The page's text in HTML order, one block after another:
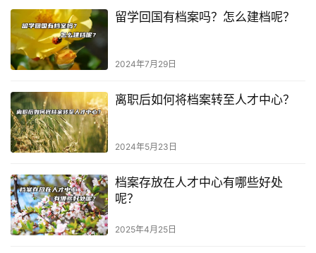
留学回国有档案吗？怎么建档呢？
2024年7月29日
离职后如何将档案转至人才中心？
2024年5月23日
档案存放在人才中心有哪些好处
呢？
2025年4月25日